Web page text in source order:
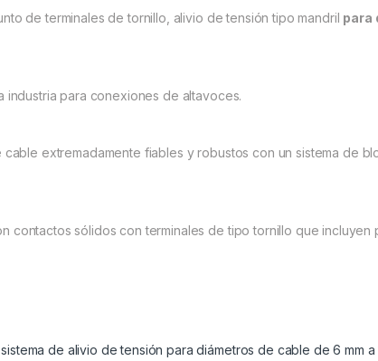
de terminales de tornillo, alivio de tensión tipo mandril para
para conexiones de altavoces.
extremadamente fiables y robustos con un sistema de
contactos sólidos con terminales de tipo tornillo que incluyen
de alivio de tensión para diámetros de cable de 6 mm a